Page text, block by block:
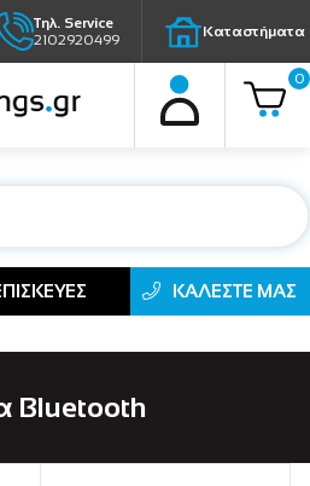
Τηλ. Service
2102920499
Καταστήματα
0
ΚΑΛΕΣΤΕ ΜΑΣ
Bluetooth